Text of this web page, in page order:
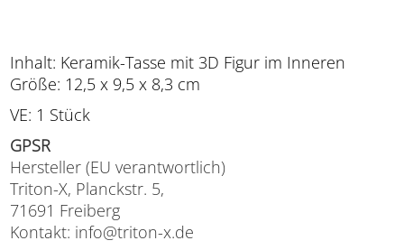
Inhalt: Keramik-Tasse mit 3D Figur im Inneren
Größe: 12,5 x 9,5 x 8,3 cm
VE: 1 Stück
GPSR
Hersteller (EU verantwortlich)
Triton-X, Planckstr. 5,
71691 Freiberg
Kontakt: info@triton-x.de